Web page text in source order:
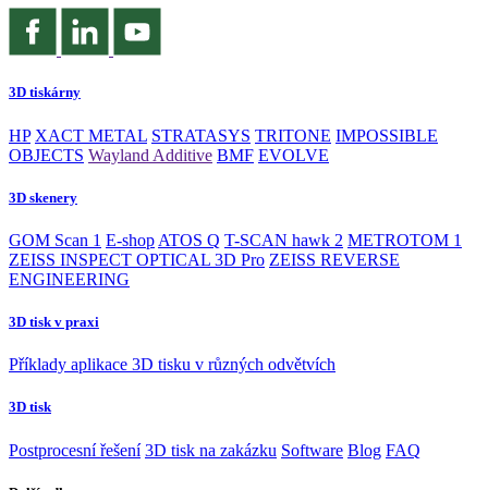
3D tiskárny
HP XACT METAL STRATASYS TRITONE IMPOSSIBLE
OBJECTS Wayland Additive BMF EVOLVE
3D skenery
GOM Scan 1 E-shop ATOS Q T-SCAN hawk 2 METROTOM 1
ZEISS INSPECT OPTICAL 3D Pro ZEISS REVERSE
ENGINEERING
3D tisk v praxi
Příklady aplikace 3D tisku v různých odvětvích
3D tisk
Postprocesní řešení 3D tisk na zakázku Software Blog FAQ